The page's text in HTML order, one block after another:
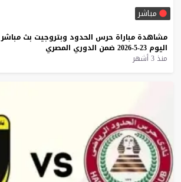
مباشر
مشاهدة مباراة حرس الحدود وبتروجيت بث مباشر
اليوم 23-5-2026 ضمن الدوري المصري
منذ 3 أشهر